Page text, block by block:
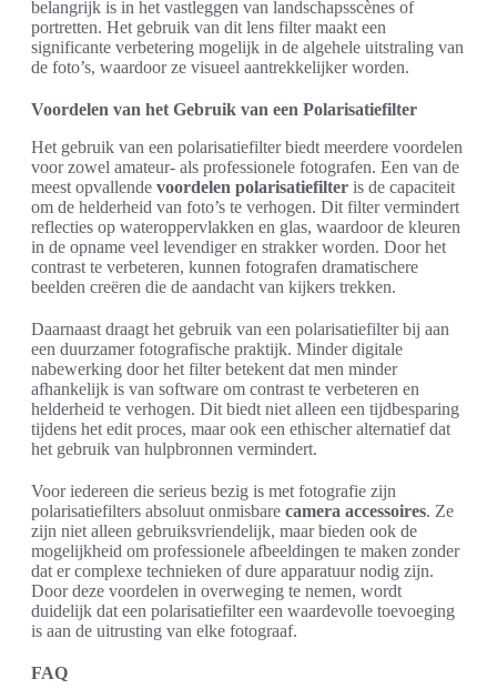
belangrijk is in het vastleggen van landschapsscènes of
portretten. Het gebruik van dit lens filter maakt een
significante verbetering mogelijk in de algehele uitstraling van
de foto’s, waardoor ze visueel aantrekkelijker worden.
Voordelen van het Gebruik van een Polarisatiefilter
Het gebruik van een polarisatiefilter biedt meerdere voordelen
voor zowel amateur- als professionele fotografen. Een van de
meest opvallende voordelen polarisatiefilter is de capaciteit
om de helderheid van foto’s te verhogen. Dit filter vermindert
reflecties op wateroppervlakken en glas, waardoor de kleuren
in de opname veel levendiger en strakker worden. Door het
contrast te verbeteren, kunnen fotografen dramatischere
beelden creëren die de aandacht van kijkers trekken.
Daarnaast draagt het gebruik van een polarisatiefilter bij aan
een duurzamer fotografische praktijk. Minder digitale
nabewerking door het filter betekent dat men minder
afhankelijk is van software om contrast te verbeteren en
helderheid te verhogen. Dit biedt niet alleen een tijdbesparing
tijdens het edit proces, maar ook een ethischer alternatief dat
het gebruik van hulpbronnen vermindert.
Voor iedereen die serieus bezig is met fotografie zijn
polarisatiefilters absoluut onmisbare camera accessoires. Ze
zijn niet alleen gebruiksvriendelijk, maar bieden ook de
mogelijkheid om professionele afbeeldingen te maken zonder
dat er complexe technieken of dure apparatuur nodig zijn.
Door deze voordelen in overweging te nemen, wordt
duidelijk dat een polarisatiefilter een waardevolle toevoeging
is aan de uitrusting van elke fotograaf.
FAQ